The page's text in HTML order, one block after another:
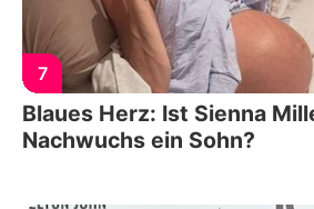
7
Blaues Herz: Ist Sienna
Nachwuchs ein Sohn?